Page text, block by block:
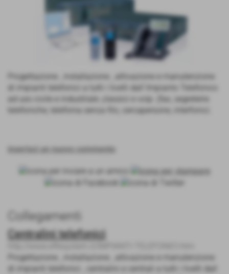
Progettazione , installazione , attivazione e manutenzione
ad uso civile e industriale ,classici e voip .(fax, segreterie
telefoniche, telefonia senza filo, cercapersone, interfonici.
inserisci un nuovo commento
Collegamenti
Centralini telefonici
Progettazione , installazione , attivazione e manutenzione
di impianti telefonici , centralini e centrali a tutti i livelli dall